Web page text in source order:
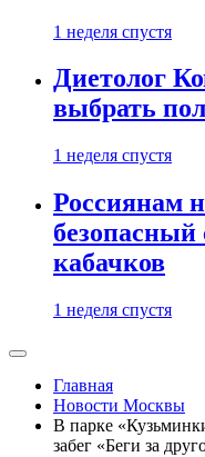
1 неделя спустя
Диетолог
выбрать
1 неделя спустя
Россиянам
безопасный
кабачков
1 неделя спустя
Главная
Новости Москвы
В парке
забег «Беги за